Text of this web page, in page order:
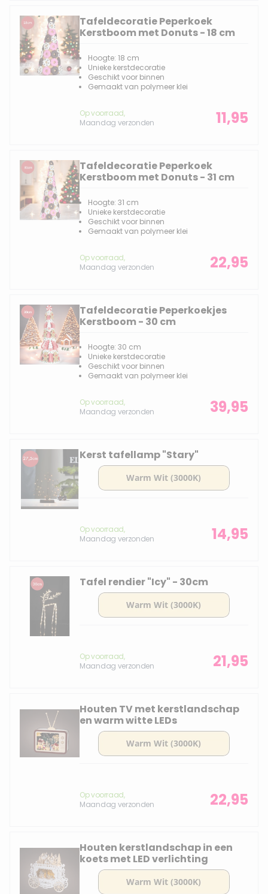
Tafeldecoratie Peperkoek
Kerstboom met Donuts - 18 cm
Hoogte: 18 cm
Unieke kerstdecoratie
Geschikt voor binnen
Gemaakt van polymeer klei
Op voorraad,
Maandag verzonden
11,95
Tafeldecoratie Peperkoek
Kerstboom met Donuts - 31 cm
Hoogte: 31 cm
Unieke kerstdecoratie
Geschikt voor binnen
Gemaakt van polymeer klei
Op voorraad,
Maandag verzonden
22,95
Tafeldecoratie Peperkoekjes
Kerstboom - 30 cm
Hoogte: 30 cm
Unieke kerstdecoratie
Geschikt voor binnen
Gemaakt van polymeer klei
Op voorraad,
Maandag verzonden
39,95
Kerst tafellamp "Stary"
Op voorraad,
Maandag verzonden
14,95
Tafel rendier "Icy" - 30cm
Op voorraad,
Maandag verzonden
21,95
Houten TV met kerstlandschap
en warm witte LEDs
Op voorraad,
Maandag verzonden
22,95
Houten kerstlandschap in een
koets met LED verlichting